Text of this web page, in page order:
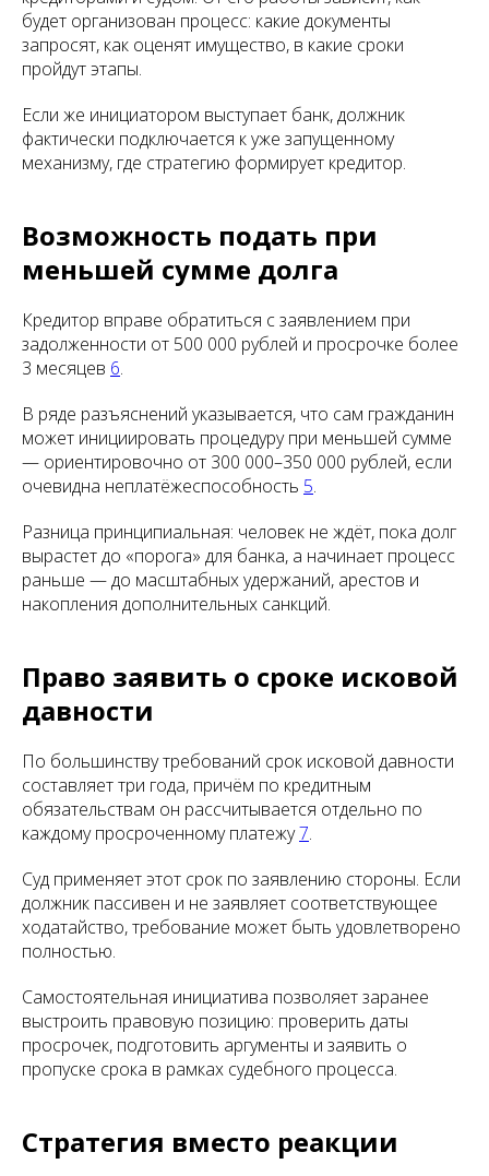
будет организован процесс: какие документы
запросят, как оценят имущество, в какие сроки
пройдут этапы.
Если же инициатором выступает банк, должник
фактически подключается к уже запущенному
механизму, где стратегию формирует кредитор.
Возможность подать при
меньшей сумме долга
Кредитор вправе обратиться с заявлением при
задолженности от 500 000 рублей и просрочке более
3 месяцев 6.
В ряде разъяснений указывается, что сам гражданин
может инициировать процедуру при меньшей сумме
— ориентировочно от 300 000–350 000 рублей, если
очевидна неплатёжеспособность 5.
Разница принципиальная: человек не ждёт, пока долг
вырастет до «порога» для банка, а начинает процесс
раньше — до масштабных удержаний, арестов и
накопления дополнительных санкций.
Право заявить о сроке исковой
давности
По большинству требований срок исковой давности
составляет три года, причём по кредитным
обязательствам он рассчитывается отдельно по
каждому просроченному платежу7.
Суд применяет этот срок по заявлению стороны. Если
должник пассивен и не заявляет соответствующее
ходатайство, требование может быть удовлетворено
полностью.
Самостоятельная инициатива позволяет заранее
выстроить правовую позицию: проверить даты
просрочек, подготовить аргументы и заявить о
пропуске срока в рамках судебного процесса.
Стратегия вместо реакции